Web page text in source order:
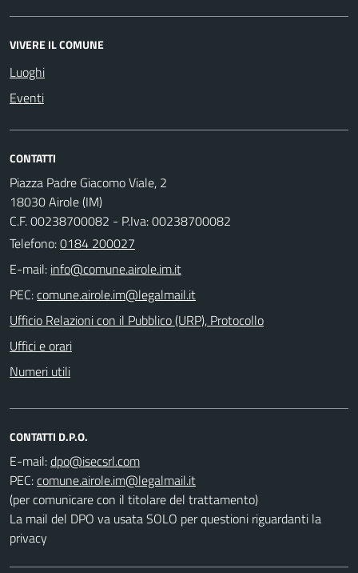
VIVERE IL COMUNE
Luoghi
Eventi
CONTATTI
Piazza Padre Giacomo Viale, 2
18030 Airole (IM)
C.F. 00238700082 - P.Iva: 00238700082
Telefono:0184 200027
E-mail:
PEC:
Ufficio Relazioni con il Pubblico (URP), Protocollo
Uffici e orari
Numeri utili
CONTATTI D.P.O.
E-mail:
PEC:
(per comunicare con il titolare del trattamento)
La mail del DPO va usata SOLO per questioni riguardanti la
privacy